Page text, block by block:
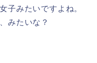
子みたいですよね。
みたいな？